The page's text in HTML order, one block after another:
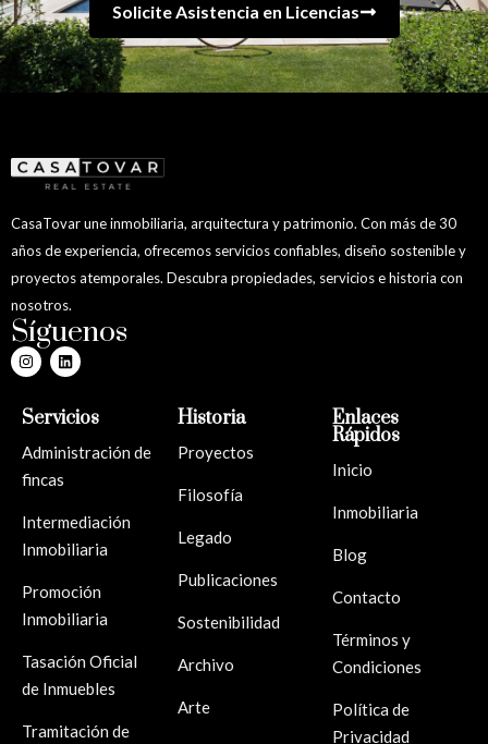
Solicite Asistencia en Licencias
CasaTovar une inmobiliaria, arquitectura y patrimonio. Con más de 30
años de experiencia, ofrecemos servicios confiables, diseño sostenible y
proyectos atemporales. Descubra propiedades, servicios e historia con
nosotros.
Síguenos
Servicios
Administración de
fincas
Intermediación
Inmobiliaria
Promoción
Inmobiliaria
Tasación Oficial
de Inmuebles
Tramitación de
Historia
Proyectos
Filosofía
Legado
Publicaciones
Sostenibilidad
Archivo
Arte
Enlaces
Rápidos
Inicio
Inmobiliaria
Blog
Contacto
Términos y
Condiciones
Política de
Privacidad